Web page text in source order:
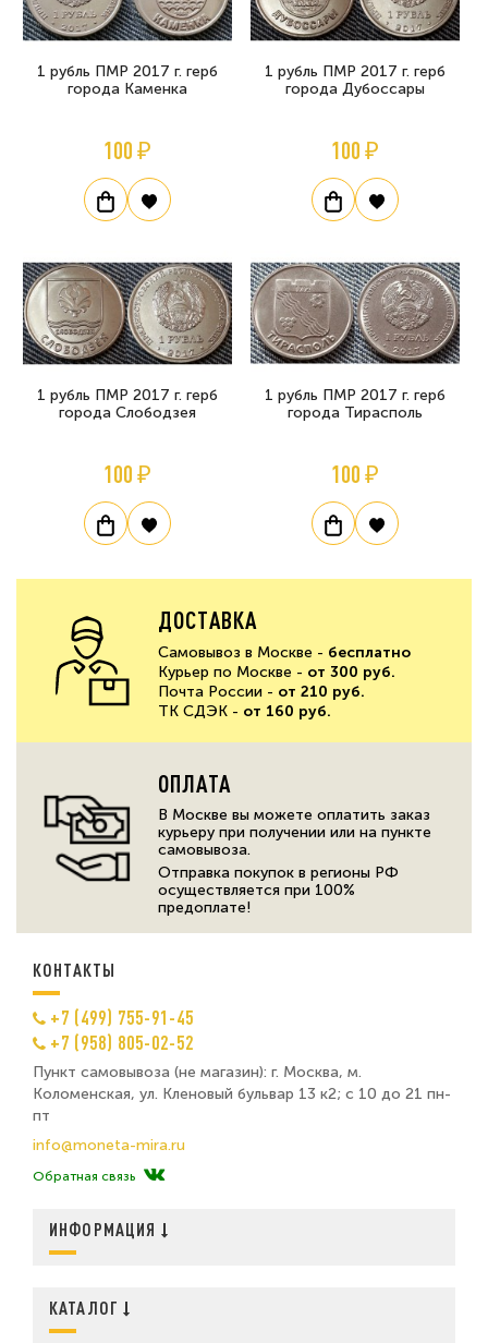
1 рубль ПМР 2017 г. герб
города Каменка
100 ₽
1 рубль ПМР 2017 г. герб
города Дубоссары
100 ₽
1 рубль ПМР 2017 г. герб
города Слободзея
100 ₽
1 рубль ПМР 2017 г. герб
города Тирасполь
100 ₽
ДОСТАВКА
Самовывоз в Москве - бесплатно
Курьер по Москве - от 300 руб.
Почта России - от 210 руб.
ТК СДЭК - от 160 руб.
ОПЛАТА
В Москве вы можете оплатить заказ
курьеру при получении или на пункте
самовывоза.
Отправка покупок в регионы РФ
осуществляется при 100%
предоплате!
КОНТАКТЫ
+7 (499) 755-91-45
+7 (958) 805-02-52
Пункт самовывоза (не магазин): г. Москва, м.
Коломенская, ул. Кленовый бульвар 13 к2; с 10 до 21 пн-
пт
info@moneta-mira.ru
Обратная связь
ИНФОРМАЦИЯ
КАТАЛОГ